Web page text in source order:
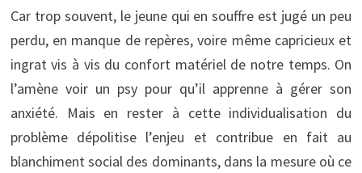
Car trop souvent, le jeune qui en souffre est jugé un peu
perdu, en manque de repères, voire même capricieux et
ingrat vis à vis du confort matériel de notre temps. On
l’amène voir un psy pour qu’il apprenne à gérer son
anxiété. Mais en rester à cette individualisation du
problème dépolitise l’enjeu et contribue en fait au
blanchiment social des dominants, dans la mesure où ce